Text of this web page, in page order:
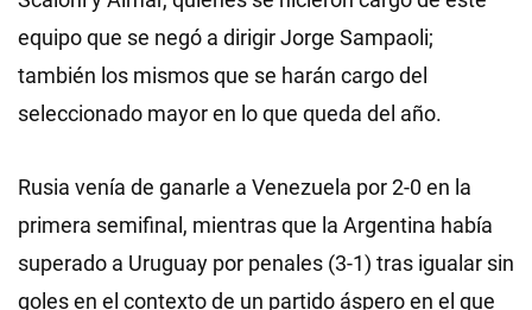
equipo que se negó a dirigir Jorge Sampaoli;
también los mismos que se harán cargo del
seleccionado mayor en lo que queda del año.
Rusia venía de ganarle a Venezuela por 2-0 en la
primera semifinal, mientras que la Argentina había
superado a Uruguay por penales (3-1) tras igualar sin
goles en el contexto de un partido áspero en el que